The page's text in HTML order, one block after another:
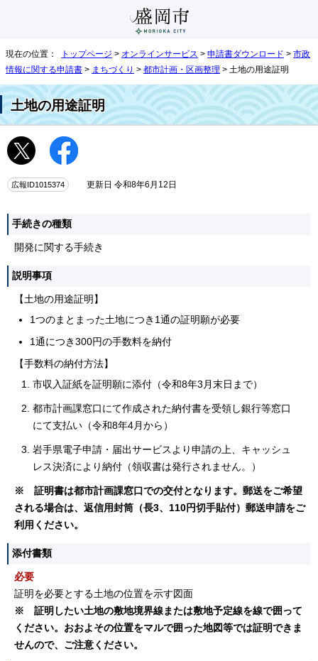
現在の位置： トップページ > オンラインサービス > 申請書ダウンロード > 市政
情報に関する申請書 > まちづくり > 都市計画・区画整理 > 土地の用途証明
土地の用途証明
広報ID1015374 更新日 令和8年6月12日
手続きの種類
開発に関する手続き
説明事項
【土地の用途証明】
1つのまとまった土地につき1通の証明願が必要
1通につき300円の手数料を納付
【手数料の納付方法】
市収入証紙を証明願に添付（令和8年3月末日まで）
都市計画課窓口にて作成された納付書を受領し銀行等窓口
にて支払い（令和8年4月から）
岩手県電子申請・届出サービスより申請の上、キャッシュ
レス決済により納付（領収書は発行されません。）
※ 証明書は都市計画課窓口での交付となります。郵送をご希望
される場合は、返信用封筒（長3、110円切手貼付）郵送申請をご
利用ください。
添付書類
必要
証明を必要とする土地の位置を示す図面
※ 証明したい土地の敷地境界線または敷地予定線を線で囲って
ください。おおよその位置をマルで囲った地図等では証明できま
せんので、ご注意ください。